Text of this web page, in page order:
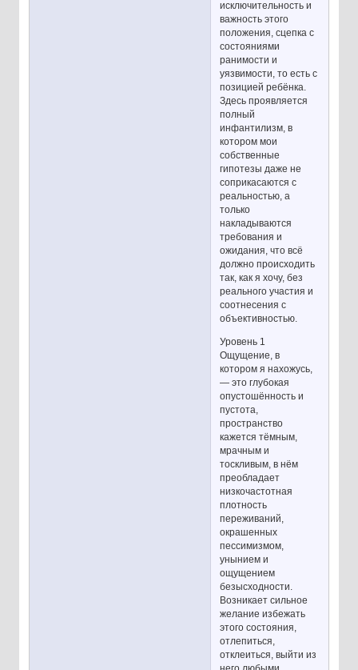
исключительность и
важность этого
положения, сцепка с
состояниями
ранимости и
уязвимости, то есть с
позицией ребёнка.
Здесь проявляется
полный
инфантилизм, в
котором мои
собственные
гипотезы даже не
соприкасаются с
реальностью, а
только
накладываются
требования и
ожидания, что всё
должно происходить
так, как я хочу, без
реального участия и
соотнесения с
объективностью.
Уровень 1
Ощущение, в
котором я нахожусь,
— это глубокая
опустошённость и
пустота,
пространство
кажется тёмным,
мрачным и
тоскливым, в нём
преобладает
низкочастотная
плотность
переживаний,
окрашенных
пессимизмом,
унынием и
ощущением
безысходности.
Возникает сильное
желание избежать
этого состояния,
отлепиться,
отклеиться, выйти из